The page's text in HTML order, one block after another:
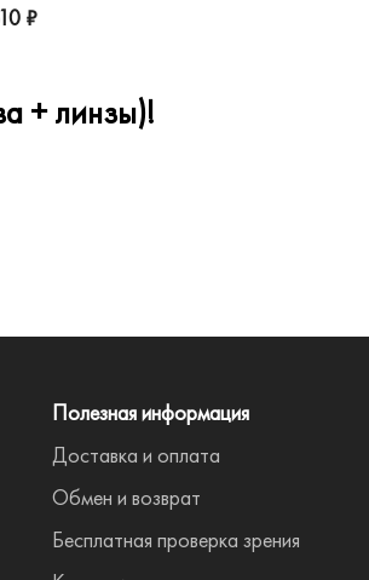
₽
+ линзы)!
Полезная информация
Доставка и оплата
Обмен и возврат
Бесплатная проверка зрения